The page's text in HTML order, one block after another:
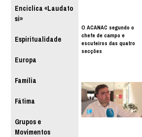
Encíclica «Laudato
si»
Espiritualidade
Europa
Família
Fátima
Grupos e
Movimentos
O ACANAC segundo o
chefe de campo e
escuteiros das quatro
secções